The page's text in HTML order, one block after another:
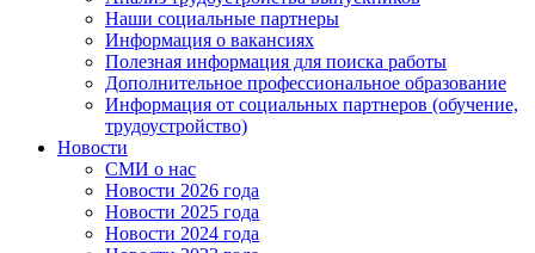
Наши социальные партнеры
Информация о вакансиях
Полезная информация для поиска работы
Дополнительное профессиональное образование
Информация от социальных партнеров (обучение,
трудоустройство)
Новости
СМИ о нас
Новости 2026 года
Новости 2025 года
Новости 2024 года